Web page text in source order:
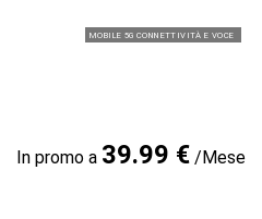
MOBILE 5G CONNETTIVITÀ E VOCE
In promo a 39.99 €/Mese